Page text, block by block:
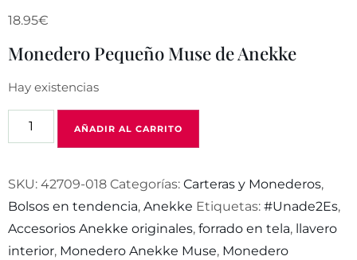
18.95€
Monedero Pequeño Muse de Anekke
Hay existencias
AÑADIR AL CARRITO
SKU: 42709-018 Categorías: Carteras y Monederos,
Bolsos en tendencia, Anekke Etiquetas: #Unade2Es,
Accesorios Anekke originales, forrado en tela,
llavero
interior, Monedero Anekke Muse, Monedero